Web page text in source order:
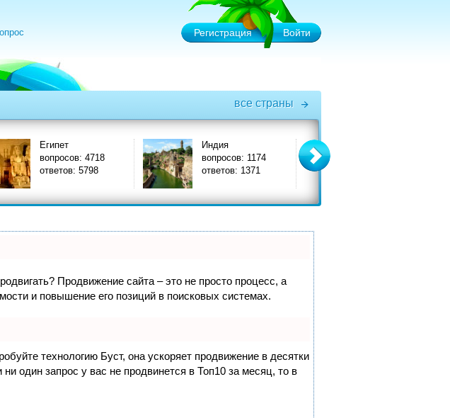
Регистрация Войти
все страны
4718
5798
Индия
вопросов: 1174
ответов: 1371
Италия
вопросов: 3575
ответов: 3908
Продвижение сайта – это не просто процесс, а
и повышение его позиций в поисковых системах.
технологию Буст, она ускоряет продвижение в десятки
один запрос у вас не продвинется в Топ10 за месяц, то в